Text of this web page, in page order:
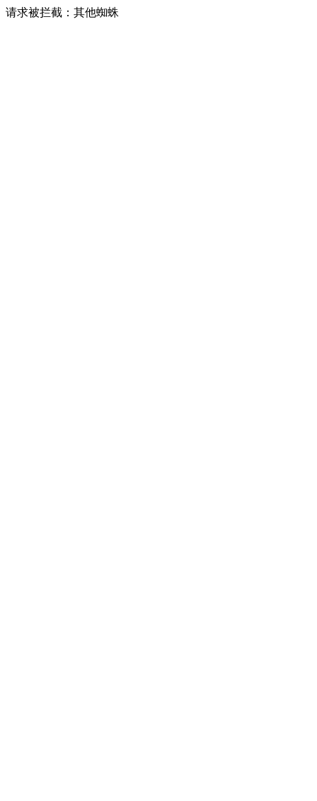
请求被拦截：其他蜘蛛